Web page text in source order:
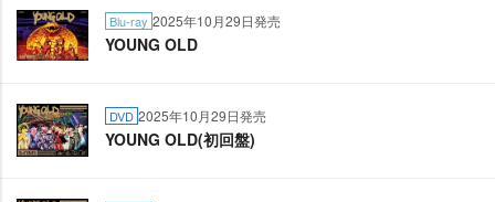
Blu-ray 2025年10月29日発売
YOUNG OLD
DVD 2025年10月29日発売
YOUNG OLD(初回盤)